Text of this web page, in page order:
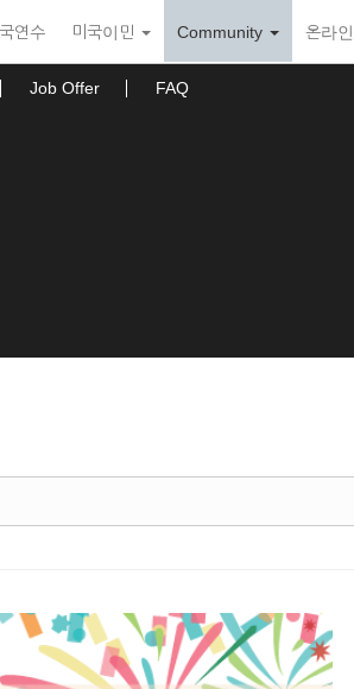
연수 미국이민 Community 온라
Job Offer FAQ